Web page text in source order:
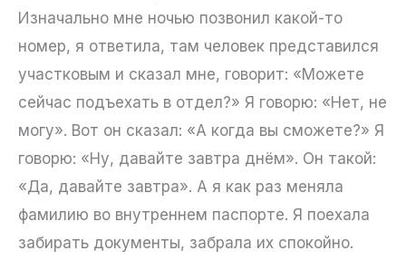
Изначально мне ночью позвонил какой-то
номер, я ответила, там человек представился
участковым и сказал мне, говорит: «Можете
сейчас подъехать в отдел?» Я говорю: «Нет, не
могу». Вот он сказал: «А когда вы сможете?» Я
говорю: «Ну, давайте завтра днём». Он такой:
«Да, давайте завтра». А я как раз меняла
фамилию во внутреннем паспорте. Я поехала
забирать документы, забрала их спокойно.